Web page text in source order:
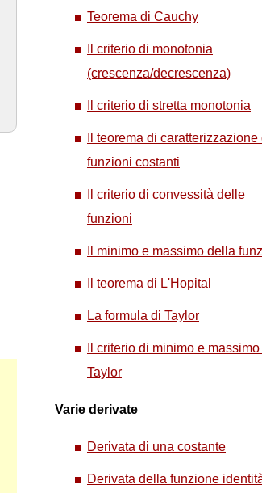
Teorema di Cauchy
Il criterio di monotonia
(crescenza/decrescenza)
Il criterio di stretta monotonia
Il teorema di
funzioni costanti
Il criterio di convessità delle
funzioni
Il minimo e massimo della
Il teorema di L'Hopital
La formula di Taylor
Il criterio di minimo e
Taylor
Varie derivate
Derivata di una costante
Derivata della funzione